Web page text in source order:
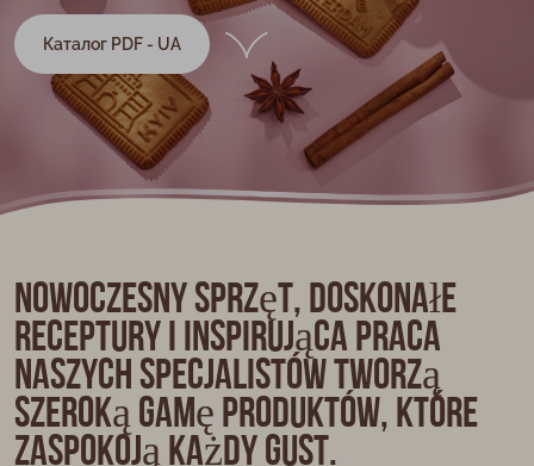
Каталог PDF - UA
Nowoczesny sprzęt, doskonałe
receptury i inspirująca praca
naszych specjalistówtworzą
szerokągamę produktów, które
zaspokojąkażdy gust.